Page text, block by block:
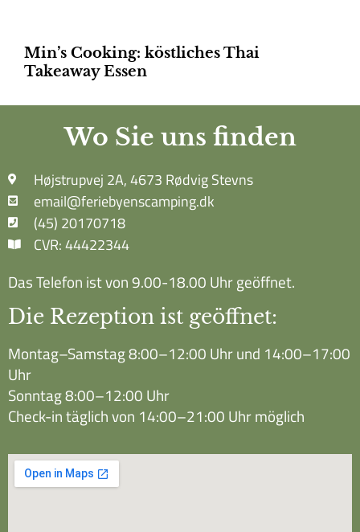
Min’s Cooking: köstliches Thai
Takeaway Essen
Wo Sie uns finden
Højstrupvej 2A, 4673 Rødvig Stevns
email@feriebyenscamping.dk
(45) 20170718
CVR: 44422344
Das Telefon ist von 9.00-18.00 Uhr geöffnet.
Die Rezeption ist geöffnet:
Montag–Samstag 8:00–12:00 Uhr und 14:00–17:00
Uhr
Sonntag 8:00–12:00 Uhr
Check-in täglich von 14:00–21:00 Uhr möglich